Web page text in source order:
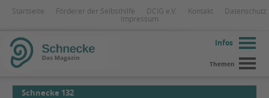
Startseite Förderer der Selbsthilfe DCIG e.V. Kontakt
Datenschutz
Impressum
Infos
Themen
Schnecke 132